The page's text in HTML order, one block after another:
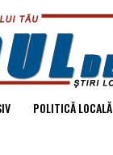
POLITICĂ LOCALĂ